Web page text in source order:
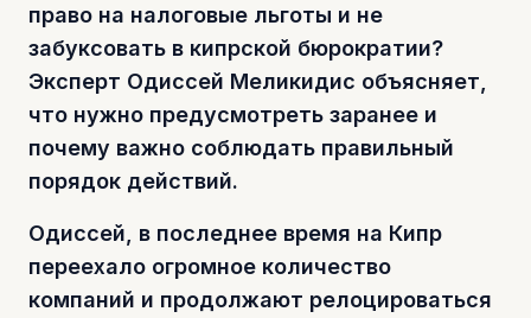
право на налоговые льготы и не
забуксовать в кипрской бюрократии?
Эксперт Одиссей Меликидис объясняет,
что нужно предусмотреть заранее и
почему важно соблюдать правильный
порядок действий.
Одиссей, в последнее время на Кипр
переехало огромное количество
компаний и продолжают релоцироваться